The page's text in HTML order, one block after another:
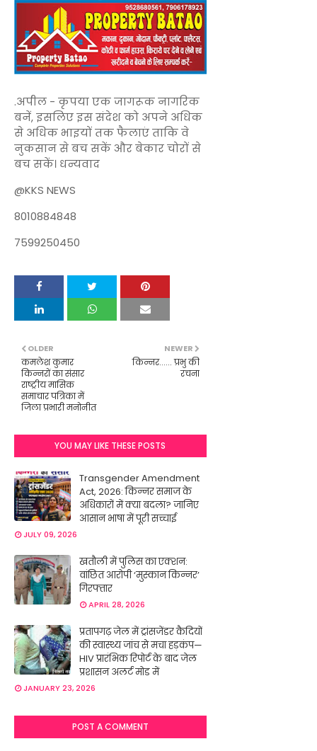
.अपील - कृपया एक जागरूक नागरिक
बनें, इसलिए इस संदेश को अपने अधिक
से अधिक भाइयों तक फैलाएं ताकि वे
नुकसान से बच सकें और बेकार चोरों से
बच सकें। धन्यवाद
@KKS NEWS
8010884848
7599250450
NEWER
किन्नर...... प्रभु की
रचना
OLDER
कमलेश कुमार
किन्नरों का संसार
राष्ट्रीय मासिक
समाचार पत्रिका में
जिला प्रभारी मनोनीत
YOU MAY LIKE THESE POSTS
Transgender Amendment
Act, 2026: किन्नर समाज के
अधिकारों में क्या बदला? जानिए
आसान भाषा में पूरी सच्चाई
JULY 09, 2026
खतौली में पुलिस का एक्शन:
वांछित आरोपी ‘मुस्कान किन्नर’
गिरफ्तार
APRIL 28, 2026
प्रतापगढ़ जेल में ट्रांसजेंडर कैदियों
की स्वास्थ्य जांच से मचा हड़कंप—
HIV प्रारंभिक रिपोर्ट के बाद जेल
प्रशासन अलर्ट मोड में
JANUARY 23, 2026
POST A COMMENT